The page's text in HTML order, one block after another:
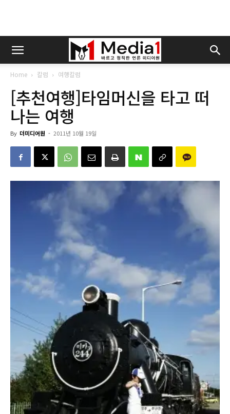
Home 칼럼 여행칼럼
[추천여행]타임머신을 타고 떠
나는 여행
By 더미디어원 - 2011년 10월 19일